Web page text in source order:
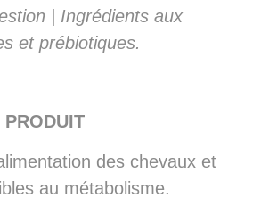
| Ingrédients aux
et prébiotiques.
PRODUIT
des chevaux et
au métabolisme.